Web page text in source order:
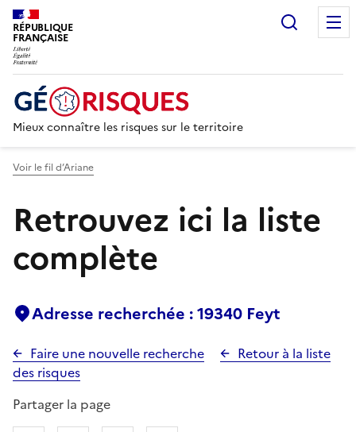
RÉPUBLIQUE
FRANÇAISE
Mieux connaître les risques sur le territoire
Voir le fil d’Ariane
Retrouvez ici la liste
complète
Adresse recherchée : 19340 Feyt
Faire une nouvelle recherche
Retour à la liste
des risques
Partager la page